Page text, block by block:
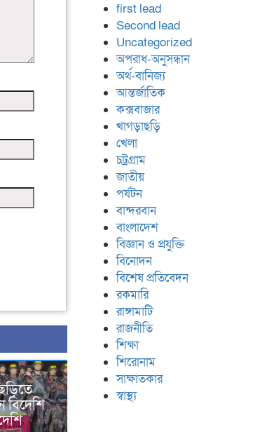
বিদেশি
first lead
Second lead
Uncategorized
অপরাধ-অনুসন্ধান
অর্থ-বানিজ্য
আন্তর্জাতিক
কক্সবাজার
খাগড়াছড়ি
খেলা
চট্রগ্রাম
জাতীয়
পর্যটন
বান্দরবান
বাংলাদেশ
বিজ্ঞান ও প্রযুক্তি
বিনোদন
বিশেষ প্রতিবেদন
রকমারি
রাঙ্গামাটি
রাজনীতি
শিক্ষা
শিরোনাম
সাক্ষাতকার
স্বাস্থ্য